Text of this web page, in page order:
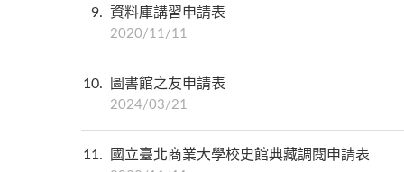
9 資料庫講習申請表
2020/11/11
10 圖書館之友申請表
2024/03/21
11 國立臺北商業大學校史館典藏調閱申請表